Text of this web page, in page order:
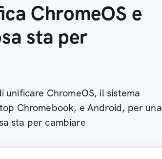
ChromeOS e
sta per
unificare ChromeOS, il sistema
Chromebook, e Android, per una
sta per cambiare